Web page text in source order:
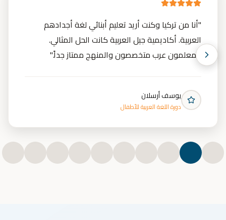
"أنا من تركيا وكنت أريد تعليم أبنائي لغة أجدادهم
العربية. أكاديمية جيل العربية كانت الحل المثالي.
المعلمون عرب متخصصون والمنهج ممتاز جداً."
يوسف أرسلان
دورة اللغة العربية للأطفال